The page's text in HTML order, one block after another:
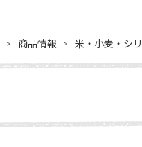
商品情報 米・小麦・シ